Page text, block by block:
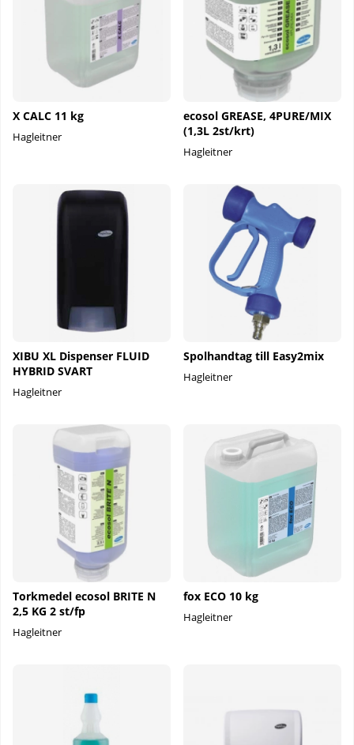
X CALC 11 kg
Hagleitner
ecosol GREASE, 4PURE/MIX
(1,3L 2st/krt)
Hagleitner
XIBU XL Dispenser FLUID
HYBRID SVART
Hagleitner
Spolhandtag till Easy2mix
Hagleitner
Torkmedel ecosol BRITE N
2,5 KG 2 st/fp
Hagleitner
fox ECO 10 kg
Hagleitner